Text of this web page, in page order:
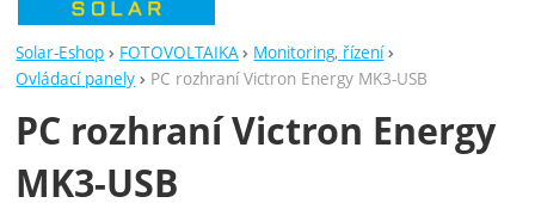
Solar-Eshop FOTOVOLTAIKA
Monitoring, řízení
Ovládací panely
PC rozhraní Victron Energy MK3-USB
PC rozhraní Victron Energy
MK3-USB